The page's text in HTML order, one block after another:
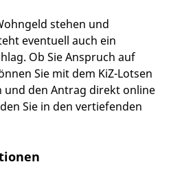
stehen und
eventuell auch ein
Ob Sie Anspruch auf
Sie mit dem KiZ-Lotsen
und den Antrag direkt online
Sie in den vertiefenden